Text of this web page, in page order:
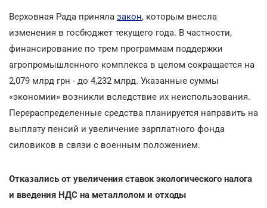
Верховная Рада приняла закон, которым внесла
изменения в госбюджет текущего года. В частности,
финансирование по трем программам поддержки
агропромышленного комплекса в целом сокращается на
2,079 млрд грн - до 4,232 млрд. Указанные суммы
«экономии» возникли вследствие их неиспользования.
Перераспределенные средства планируется направить на
выплату пенсий и увеличение зарплатного фонда
силовиков в связи с военным положением.
Отказались от увеличения ставок экологического налога
и введения НДС на металлолом и отходы